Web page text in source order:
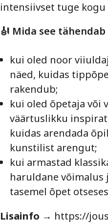
intensiivset tuge
🎻 Mida see tähendab
kui oled noor
näed, kuidas
rakendub;
kui oled õpetaja või
väärtuslikku
kuidas arendada
kunstilist arengut;
kui armastad
haruldane võimalus
tasemel õpet
Lisainfo → https://